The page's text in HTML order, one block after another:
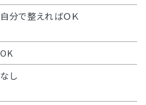
自分で整えればＯＫ
OK
なし